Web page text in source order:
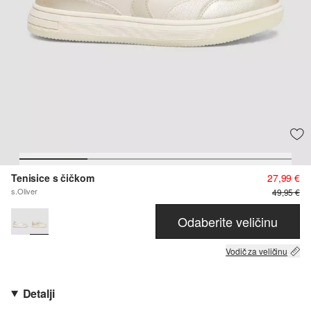
Tenisice s čičkom
s.Oliver
27,99 €
49,95 €
Odaberite veličinu
Vodič za veličinu
Detalji